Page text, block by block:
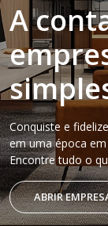
A
Conquiste e
em uma época
Encontre tudo o
ABRIR